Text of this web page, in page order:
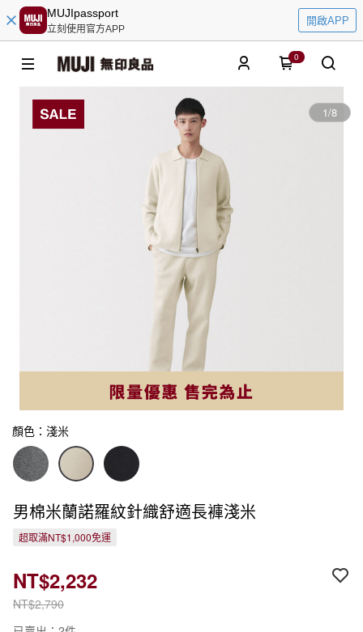
MUJIpassport
立刻使用官方APP
開啟APP
0
1/8
顏色：淺米
男棉米蘭諾羅紋針織舒適長褲淺米
超取滿NT$1,000免運
NT$2,790
NT$2,232